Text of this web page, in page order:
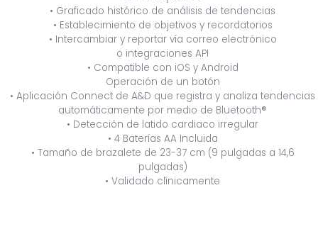
• Graficado histórico de análisis de tendencias
• Establecimiento de objetivos y recordatorios
• Intercambiar y reportar vía correo electrónico
o integraciones API
• Compatible con iOS y Android
Operación de un botón
• Aplicación Connect de A&D que registra y analiza tendencias
automáticamente por medio de Bluetooth®
• Detección de latido cardiaco irregular
• 4 Baterías AA Incluida
• Tamaño de brazalete de 23-37 cm (9 pulgadas a 14,6
pulgadas)
• Validado clínicamente